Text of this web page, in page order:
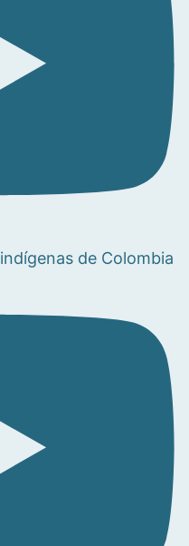
indígenas de Colombia